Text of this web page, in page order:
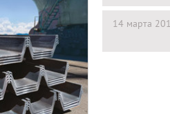
14 марта